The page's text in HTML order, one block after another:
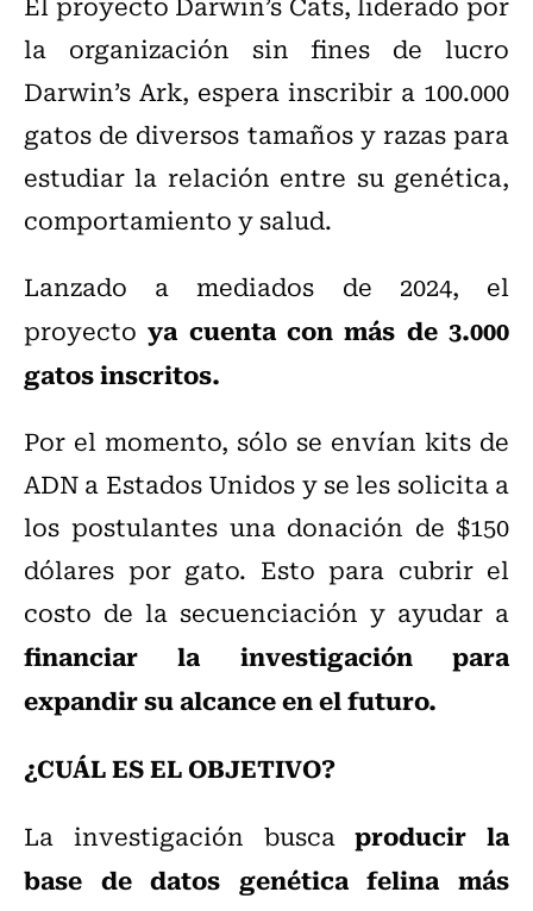
la organización sin fines de lucro
Darwin’s Ark, espera inscribir a 100.000
gatos de diversos tamaños y razas para
estudiar la relación entre su genética,
comportamiento y salud.
Lanzado a mediados de 2024, el
proyectoya cuenta con más de 3.000
gatos inscritos.
Por el momento, sólo se envían kits de
ADN a Estados Unidos y se les solicita a
los postulantes una donación de $150
dólares por gato. Esto para cubrir el
costo de la secuenciación y ayudar a
financiar la investigación para
expandir su alcance en el futuro.
¿CUÁL ES EL OBJETIVO?
La investigación buscaproducir la
base de datos genética felina más